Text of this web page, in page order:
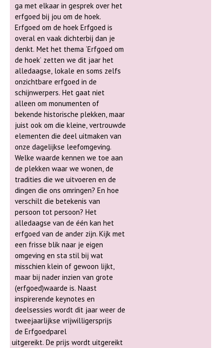
ga met elkaar in gesprek over het
erfgoed bij jou om de hoek.
Erfgoed om de hoek Erfgoed is
overal en vaak dichterbij dan je
denkt. Met het thema ‘Erfgoed om
de hoek’ zetten we dit jaar het
alledaagse, lokale en soms zelfs
onzichtbare erfgoed in de
schijnwerpers. Het gaat niet
alleen om monumenten of
bekende historische plekken, maar
juist ook om die kleine, vertrouwde
elementen die deel uitmaken van
onze dagelijkse leefomgeving.
Welke waarde kennen we toe aan
de plekken waar we wonen, de
tradities die we uitvoeren en de
dingen die ons omringen? En hoe
verschilt die betekenis van
persoon tot persoon? Het
alledaagse van de één kan het
erfgoed van de ander zijn. Kijk met
een frisse blik naar je eigen
omgeving en sta stil bij wat
misschien klein of gewoon lijkt,
maar bij nader inzien van grote
(erfgoed)waarde is. Naast
inspirerende keynotes en
deelsessies wordt dit jaar weer de
tweejaarlijkse vrijwilligersprijs
de Erfgoedparel
uitgereikt. De prijs wordt uitgereikt